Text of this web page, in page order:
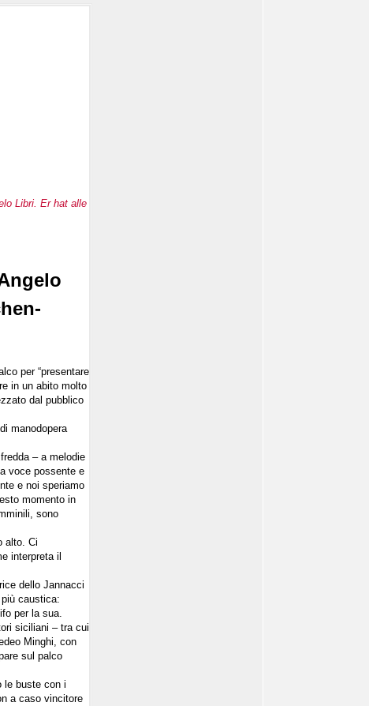
Libri. Er hat alle
per “presentare
in un abito molto
dal pubblico
manodopera
– a melodie
voce possente e
e noi speriamo
momento in
sono
alto. Ci
interpreta il
dello Jannacci
caustica:
per la sua.
siciliani – tra cui
Minghi, con
sul palco
le buste con i
a caso vincitore